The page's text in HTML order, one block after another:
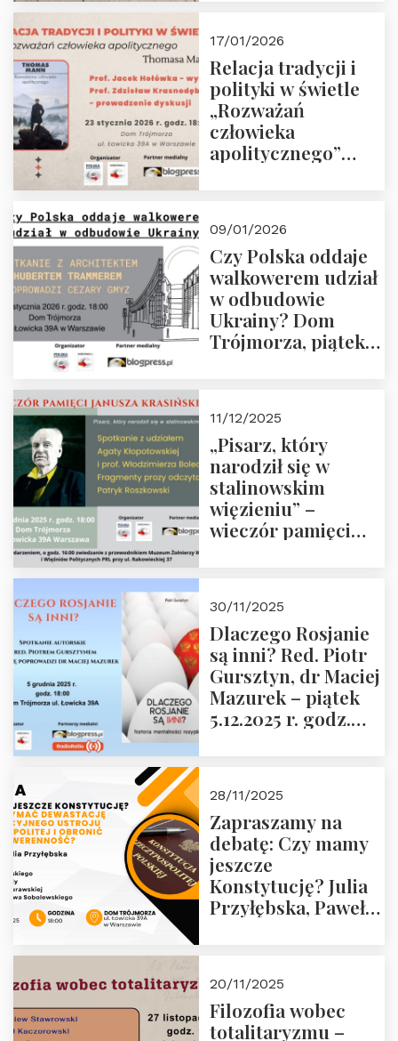
17/01/2026
Relacja tradycji i
polityki w świetle
„Rozważań
człowieka
apolitycznego”
godz. 18:00.
Zapraszamy!
09/01/2026
Czy Polska oddaje
walkowerem udział
w odbudowie
Ukrainy? Dom
Trójmorza, piątek
11/12/2025
„Pisarz, który
narodził się w
stalinowskim
więzieniu” –
wieczór pamięci
zwiedzanie
Muzeum Żołnierzy
Wyklętych i
Więźniów
Politycznych PRL o
godz. 16:00 – 19
30/11/2025
Dlaczego Rosjanie
są inni? Red. Piotr
Gursztyn, dr Maciej
Mazurek – piątek
5.12.2025 r. godz.
28/11/2025
Zapraszamy na
debatę: Czy mamy
jeszcze
Konstytucję? Julia
Przyłębska, Paweł
Przemysław
Sobolewski – 4
grudnia 2025 r.
20/11/2025
Filozofia wobec
totalitaryzmu –